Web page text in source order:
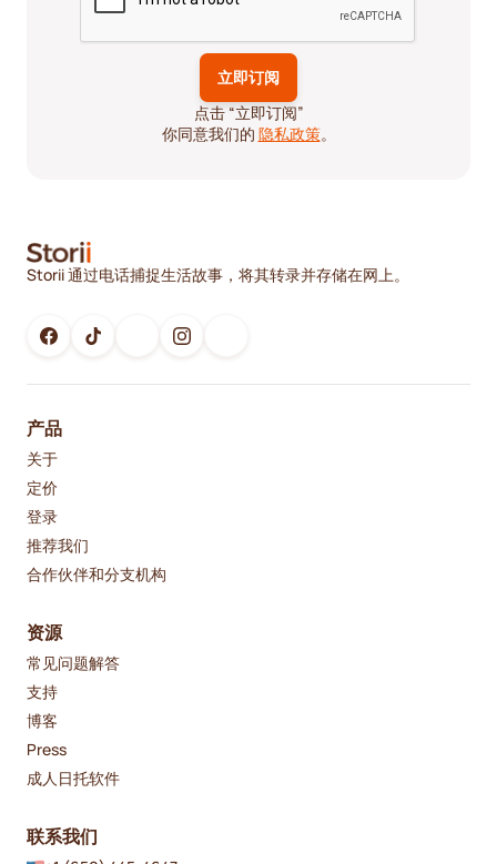
点击 “立即订阅”
你同意我们的 隐私政策。
Storii 通过电话捕捉生活故事，将其转录并存储在网上。
产品
关于
定价
登录
推荐我们
合作伙伴和分支机构
资源
常见问题解答
支持
博客
Press
成人日托软件
联系我们